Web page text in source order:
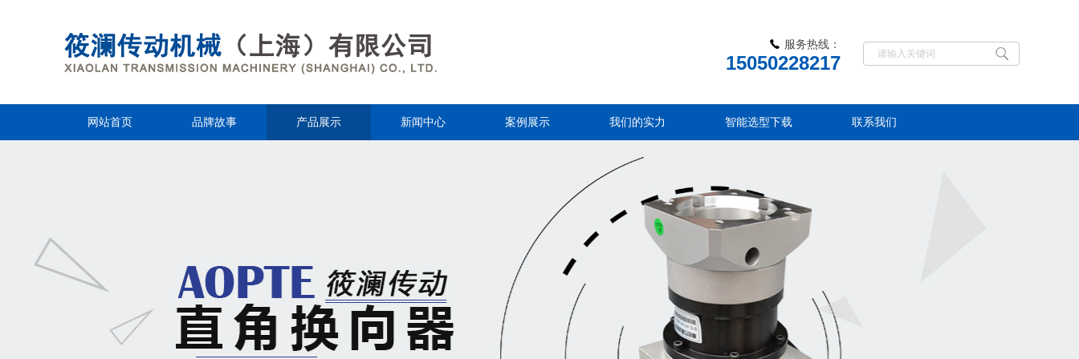
服务热线：
15050228217
网站首页 品牌故事 产品展示 新闻中心 案例展示 我们的实力 智能选型下载 联系我们